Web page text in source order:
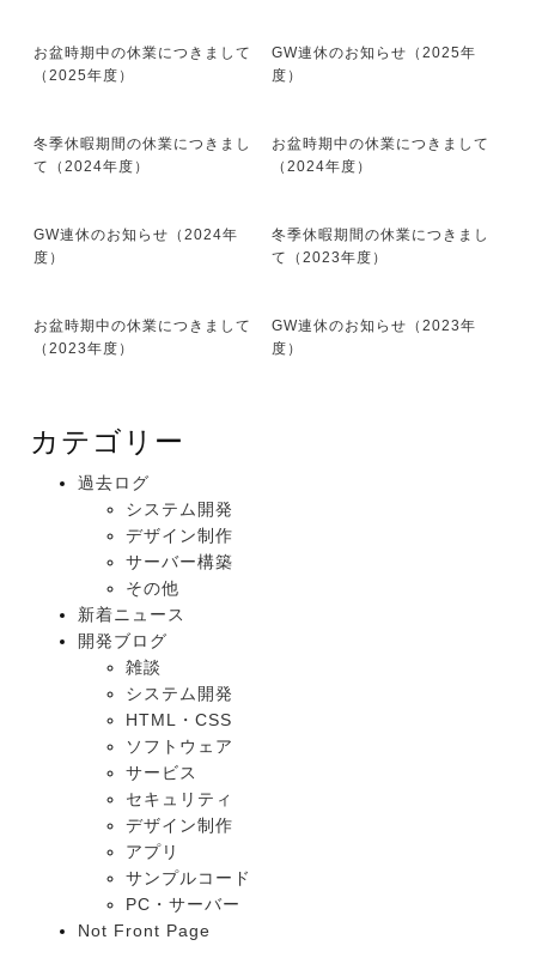
お盆時期中の休業につきまして
（2025年度）
GW連休のお知らせ（2025年
度）
冬季休暇期間の休業につきまし
て（2024年度）
お盆時期中の休業につきまして
（2024年度）
GW連休のお知らせ（2024年
度）
冬季休暇期間の休業につきまし
て（2023年度）
お盆時期中の休業につきまして
（2023年度）
GW連休のお知らせ（2023年
度）
カテゴリー
過去ログ
システム開発
デザイン制作
サーバー構築
その他
新着ニュース
開発ブログ
雑談
システム開発
HTML・CSS
ソフトウェア
サービス
セキュリティ
デザイン制作
アプリ
サンプルコード
PC・サーバー
Not Front Page